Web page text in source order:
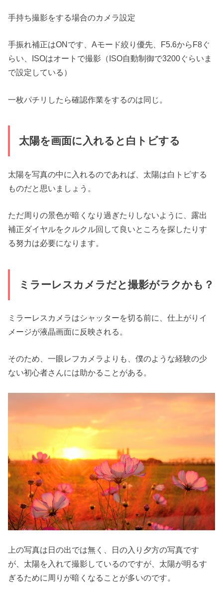
手持ち撮影をする場合のカメラ設定
手振れ補正はONです、Aモード絞り優先、F5.6からF8ぐ
らい、ISOはオートで撮影（ISO自動制御で3200ぐらいま
で設定している）
一枚パチリしたら確認作業をするのは同じ。
太陽を画面に入れると白トビする
太陽を写真の中に入れるのであれば、太陽は白トビする
ものだと思いましょう。
ただ周りの景色が暗くなり過ぎたりしないように、露出
補正ダイヤルをクルクル回して良いところを探したりす
る努力は必要になります。
ミラーレスカメラだと撮影がラクかも？
ミラーレスカメラはシャッターを切る前に、仕上がりイ
メージが液晶画面に反映される。
そのため、一眼レフカメラよりも、僕のような経験の少
ない初心者さんには助かることがある。
上の写真は日の出では無く、日の入り夕方の写真です
が、太陽を入れて撮影しているのですが、太陽が明るす
ぎるために周りが暗くなることが多いのです。